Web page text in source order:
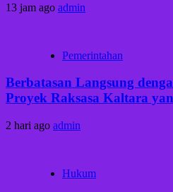
13 jam ago admin
Pemerintahan
Berbatasan Langsung
Proyek Raksasa Kaltara
2 hari ago admin
Hukum